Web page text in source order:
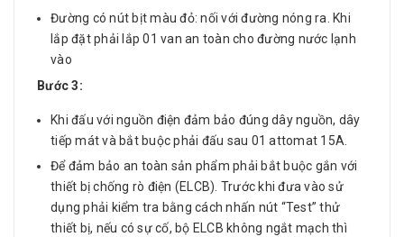
Đường có nút bịt màu đỏ: nối với đường nóng ra. Khi
lắp đặt phải lắp 01 van an toàn cho đường nước lạnh
vào
Bước 3:
Khi đấu với nguồn điện đảm bảo đúng dây nguồn, dây
tiếp mát và bắt buộc phải đấu sau 01 attomat 15A.
Để đảm bảo an toàn sản phẩm phải bắt buộc gắn với
thiết bị chống rò điện (ELCB). Trước khi đưa vào sử
dụng phải kiểm tra bằng cách nhấn nút “Test” thử
thiết bị, nếu có sự cố, bộ ELCB không ngắt mạch thì